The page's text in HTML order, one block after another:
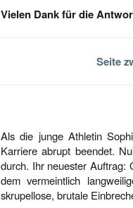
Vielen Dank für die
Seite
Als die junge Athletin
Karriere abrupt beendet.
durch. Ihr neuester Auftrag:
dem vermeintlich
skrupellose, brutale